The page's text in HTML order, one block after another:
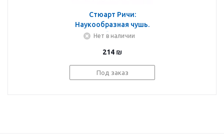
Стюарт Ричи:
Наукообразная чушь.
Разоблачение
предвзятости,
недобросовестности и
хайпа в науке
Нет в наличии
214 ₪
Под заказ